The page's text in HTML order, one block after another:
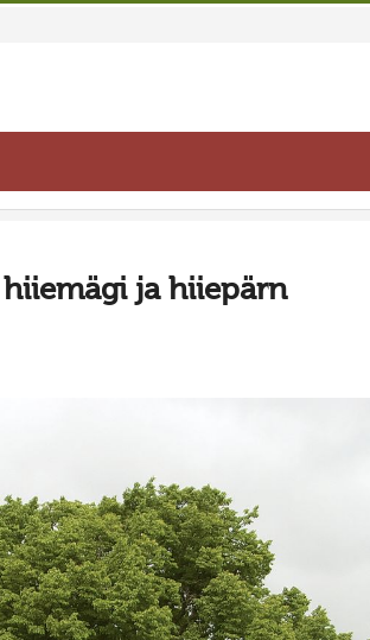
hiiemägi ja hiiepärn